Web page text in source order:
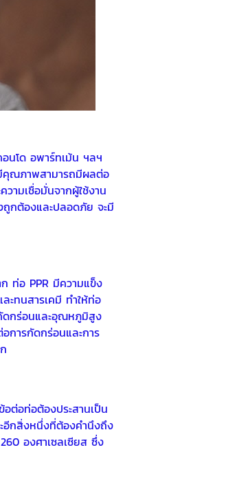
นโด อพาร์ทเม้น ฯลฯ
มีคุณภาพสามารถมีผลต่อ
ามเชื่อมั่นจากผู้ใช้งาน
ถูกต้องและปลอดภัย จะมี
ท่อ PPR มีความแข็ง
ทนสารเคมี ทำให้ท่อ
กัดกร่อนและอุณหภูมิสูง
การกัดกร่อนและการ
ต่อท่อต้องประสานเป็น
อีกสิ่งหนึ่งที่ต้องคำนึงถึง
องศาเซลเซียส ซึ่ง